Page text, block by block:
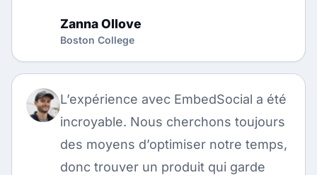
Zanna Ollove
Boston College
L’expérience avec EmbedSocial a été
incroyable. Nous cherchons toujours
des moyens d’optimiser notre temps,
donc trouver un produit qui garde